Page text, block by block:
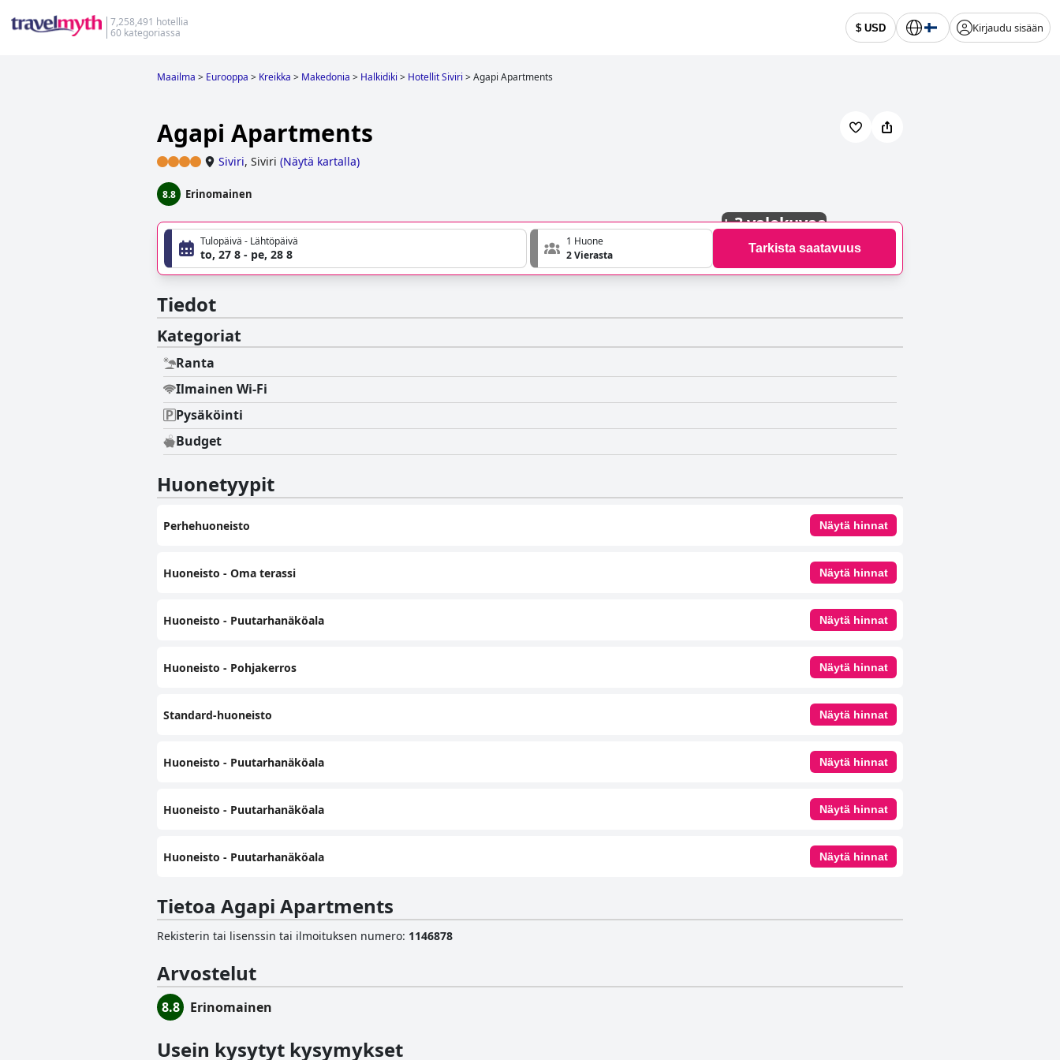
7,258,491 hotellia
60 kategoriassa
$ USD Kirjaudu sisään
Maailma > Eurooppa > Kreikka > Makedonia > Halkidiki > Hotellit Siviri >Agapi Apartments
Agapi Apartments
Siviri, Siviri (Näytä kartalla)
8.8 Erinomainen
+3 valokuvaa
Tulopäivä - Lähtöpäivä
to, 27 8 - pe, 28 8
1 Huone
2 Vierasta
Tarkista saatavuus
Tiedot
Kategoriat
Ranta
Ilmainen Wi-Fi
Pysäköinti
Budget
Huonetyypit
Perhehuoneisto Näytä hinnat
Huoneisto - Oma terassi Näytä hinnat
Huoneisto - Puutarhanäköala Näytä hinnat
Huoneisto - Pohjakerros Näytä hinnat
Standard-huoneisto Näytä hinnat
Huoneisto - Puutarhanäköala Näytä hinnat
Huoneisto - Puutarhanäköala Näytä hinnat
Huoneisto - Puutarhanäköala Näytä hinnat
Tietoa Agapi Apartments
Rekisterin tai lisenssin tai ilmoituksen numero: 1146878
Arvostelut
8.8 Erinomainen
Usein kysytyt kysymykset